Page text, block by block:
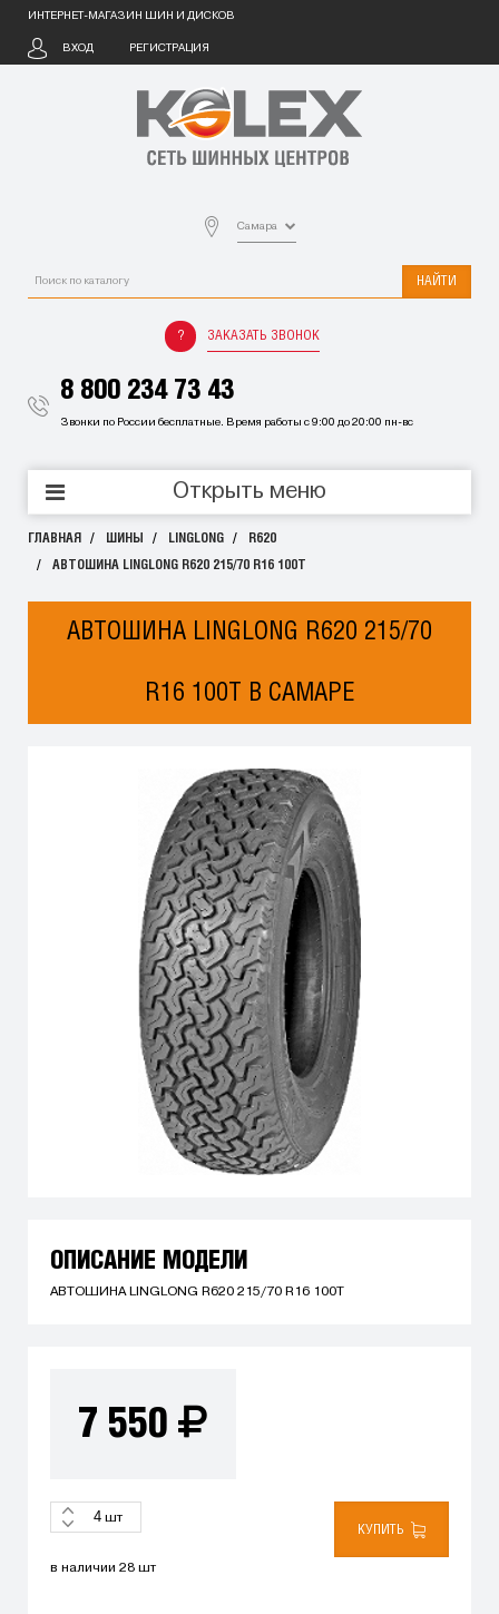
ИНТЕРНЕТ-МАГАЗИН ШИН И ДИСКОВ
ВХОД РЕГИСТРАЦИЯ
Самара
НАЙТИ
ЗАКАЗАТЬ ЗВОНОК
8 800 234 73 43
Звонки по России бесплатные. Время работы с 9:00 до 20:00 пн-вс
Открыть меню
ГЛАВНАЯ ШИНЫ LINGLONG R620
АВТОШИНА LINGLONG R620 215/70 R16 100T
АВТОШИНА LINGLONG R620 215/70
R16 100T В САМАРЕ
ОПИСАНИЕ МОДЕЛИ
АВТОШИНА LINGLONG R620 215/70 R16 100T
7 550
шт
КУПИТЬ
в наличии 28 шт